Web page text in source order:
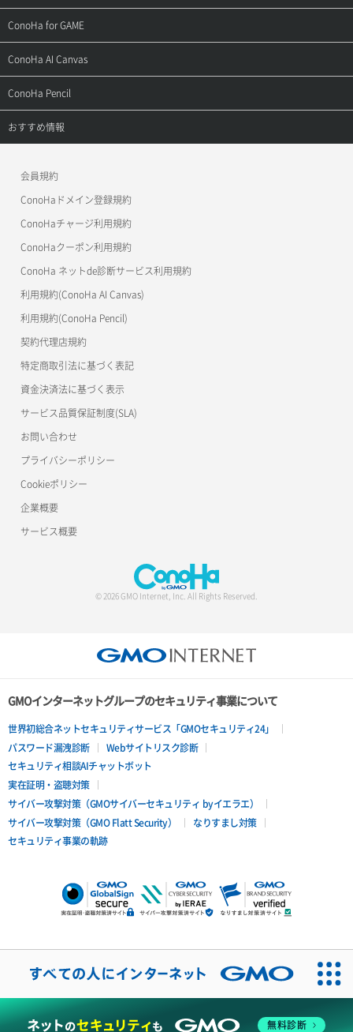
用語集
お問い合わせ
お乗り換えガイド
よくある質問
ご利用ガイド
APIドキュメントVPS2.0
APIドキュメントVPS3.0
サポートトップ
ご利用ガイド
APIドキュメントVPS2.0
APIドキュメントVPS3.0
ConoHa for GAME
サポートトップ
ご利用ガイド
ConoHa AI Canvas
サポートトップ
ご利用ガイド
ConoHa Pencil
サポートトップ
おすすめ情報
美雲このは徹底ガイド
会員規約
ConoHaドメイン登録規約
ConoHaチャージ利用規約
ConoHaクーポン利用規約
ConoHa ネットde診断サービス利用規約
利用規約(ConoHa AI Canvas)
利用規約(ConoHa Pencil)
契約代理店規約
特定商取引法に基づく表記
資金決済法に基づく表示
サービス品質保証制度(SLA)
お問い合わせ
プライバシーポリシー
Cookieポリシー
企業概要
サービス概要
© 2026 GMO Internet, Inc. All Rights Reserved.
GMOインターネットグループのセキュリティ事業について
世界初総合ネットセキュリティサービス「GMOセキュリティ24」
パスワード漏洩診断
Webサイトリスク診断
セキュリティ相談AIチャットボット
実在証明・盗聴対策
サイバー攻撃対策（GMOサイバーセキュリティ byイエラエ）
サイバー攻撃対策（GMO Flatt Security）
なりすまし対策
セキュリティ事業の軌跡
無料診断